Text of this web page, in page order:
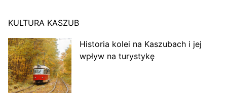
KULTURA KASZUB
Historia kolei na Kaszubach i jej
wpływ na turystykę